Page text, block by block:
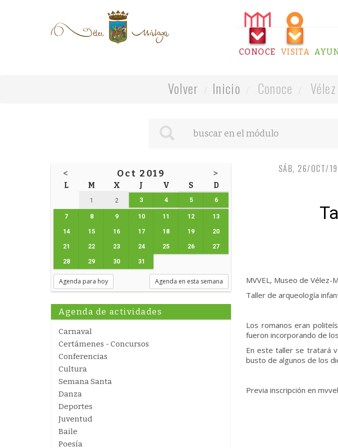
CONOCE VISITA
Volver Inicio Conoce
< Oct 2019 >
L M X J V S D
1 2 3 4 5 6
7 8 9 10 11 12 13
14 15 16 17 18 19 20
21 22 23 24 25 26 27
28 29 30 31
Agenda para hoy Agenda en esta semana
Agenda de actividades
Carnaval
Certámenes - Concursos
Conferencias
Cultura
Semana Santa
Danza
Deportes
Juventud
Baile
Poesía
SÁB, 26/OCT/19
MVVEL, Museo de Vélez-
Taller de arqueología
Los romanos eran
fueron incorporando de
En este taller se tratará
busto de algunos de los
Previa inscripción en